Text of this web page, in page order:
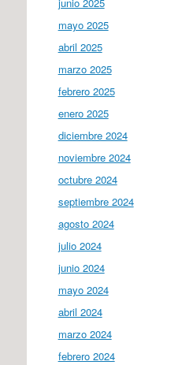
mayo 2025
abril 2025
marzo 2025
febrero 2025
enero 2025
diciembre 2024
noviembre 2024
octubre 2024
septiembre 2024
agosto 2024
julio 2024
junio 2024
mayo 2024
abril 2024
marzo 2024
febrero 2024